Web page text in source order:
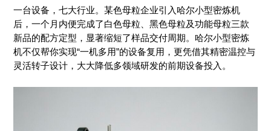
一台设备，七大行业。某色母粒企业引入哈尔小型密炼机
后，一个月内便完成了白色母粒、黑色母粒及功能母粒三款
新品的配方定型，显著缩短了样品交付周期。哈尔小型密炼
机不仅帮你实现“一机多用”的设备复用，更凭借其精密温控与
灵活转子设计，大大降低多领域研发的前期设备投入。